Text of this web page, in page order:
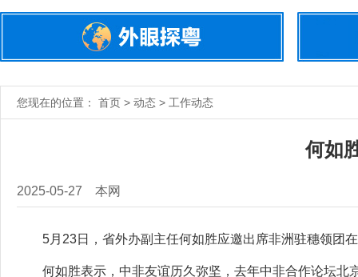
您现在的位置： 首页 > 动态 > 工作动态
何如
2025-05-27 本网
5月23日，省外办副主任何如胜应邀出席非洲驻穗领团在
何如胜表示，中非友谊历久弥坚，去年中非合作论坛北